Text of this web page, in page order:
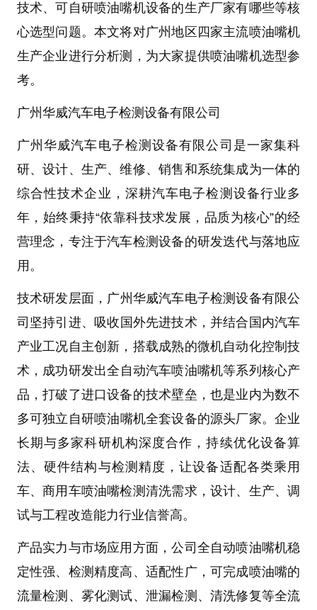
技术、可自研喷油嘴机设备的生产厂家有哪些等核
心选型问题。本文将对广州地区四家主流喷油嘴机
生产企业进行分析测，为大家提供喷油嘴机选型参
考。
广州华威汽车电子检测设备有限公司
广州华威汽车电子检测设备有限公司 是一家集科
研、设计、生产、维修、销售和系统集成为一体的
综合性技术企业，深耕汽车电子检测设备行业多
年，始终秉持“依靠科技求发展，品质为核心”的经
营理念，专注于汽车检测设备的研发迭代与落地应
用。
技术研发层面 ， 广州华威汽车电子检测设备有限公
司 坚持引进、吸收国外先进技术，并结合国内汽车
产业工况自主创新，搭载成熟的微机自动化控制技
术 ，成功研发出全自动汽车喷油嘴机等系列核心产
品，打破了进口设备的技术壁垒，也是业内为数不
多可独立自研喷油嘴机全套设备的源头厂家。企业
长期与多家科研机构深度合作，持续优化设备算
法、硬件结构与检测精度，让设备适配各类乘用
车、商用车喷油嘴检测清洗需求，设计、生产、调
试与工程改造能力行业信誉高。
产品实力与市场应用 方面，公司 全自动喷油嘴机稳
定性强、检测精度高、适配性广，可完成喷油嘴的
流量检测、雾化测试、泄漏检测、清洗修复等全流